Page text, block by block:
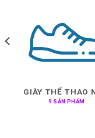
GIÀY THỂ THAO
9 SẢN PHẨM